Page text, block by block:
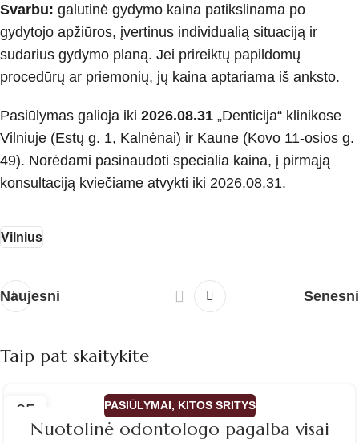
Svarbu: galutinė gydymo kaina patikslinama po
gydytojo apžiūros, įvertinus individualią situaciją ir
sudarius gydymo planą. Jei prireiktų papildomų
procedūrų ar priemonių, jų kaina aptariama iš anksto.
Pasiūlymas galioja iki 2026.08.31 „Denticija“ klinikose
Vilniuje (Estų g. 1, Kalnėnai) ir Kaune (Kovo 11-osios g.
49). Norėdami pasinaudoti specialia kaina, į pirmąją
konsultaciją kviečiame atvykti iki 2026.08.31.
Vilnius
Naujesni Senesni
Taip pat skaitykite
05
KOV
PASIŪLYMAI, KITOS SRITYS
Nuotolinė odontologo pagalba visai